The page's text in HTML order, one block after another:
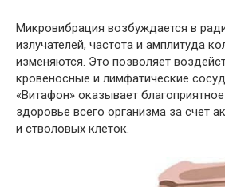
Микровибрация возбуждается в
излучателей, частота и амплитуда
изменяются. Это позволяет
кровеносные и лимфатические
«Витафон» оказывает
здоровье всего организма за счет
и стволовых клеток.